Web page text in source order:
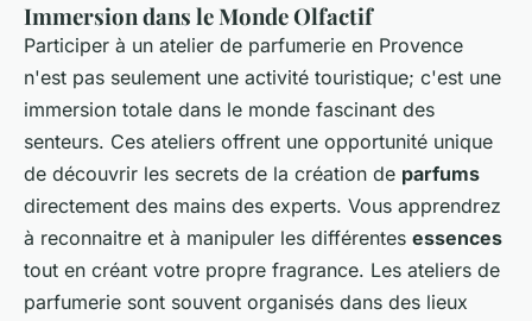
Immersion dans le Monde Olfactif
Participer à un atelier de parfumerie en Provence
n'est pas seulement une activité touristique; c'est une
immersion totale dans le monde fascinant des
senteurs. Ces ateliers offrent une opportunité unique
de découvrir les secrets de la création de parfums
directement des mains des experts. Vous apprendrez
à reconnaitre et à manipuler les différentes essences
tout en créant votre propre fragrance. Les ateliers de
parfumerie sont souvent organisés dans des lieux